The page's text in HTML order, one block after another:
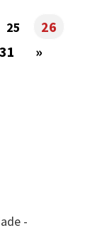
25
26
31 »
-